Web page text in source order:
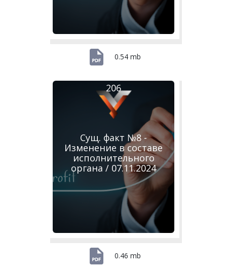
0.54 mb
Сущ. факт №8 -
Изменение в составе
исполнительного
органа / 07.11.2024
206
0.46 mb